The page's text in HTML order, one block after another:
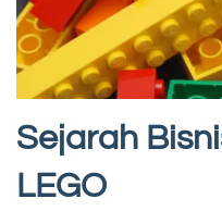
Sejarah
LEGO